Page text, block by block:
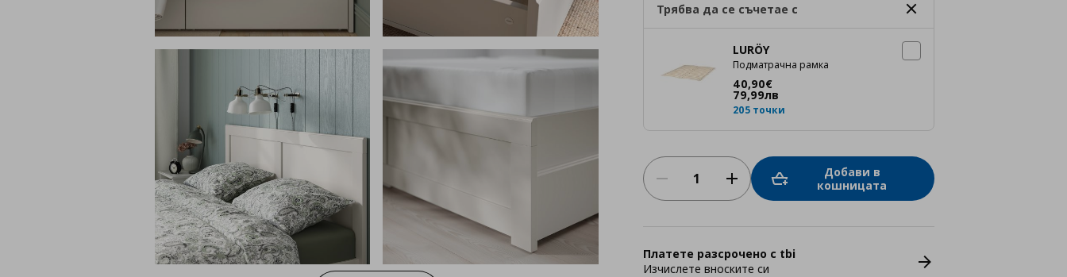
Трябва да се съчетае с
LURÖY
Подматрачна рамка
40,90€
Цена40,90 €
79,99лв
205 точки
Добави в
кошницата
Платете разсрочено с tbi
Изчислете вноските си